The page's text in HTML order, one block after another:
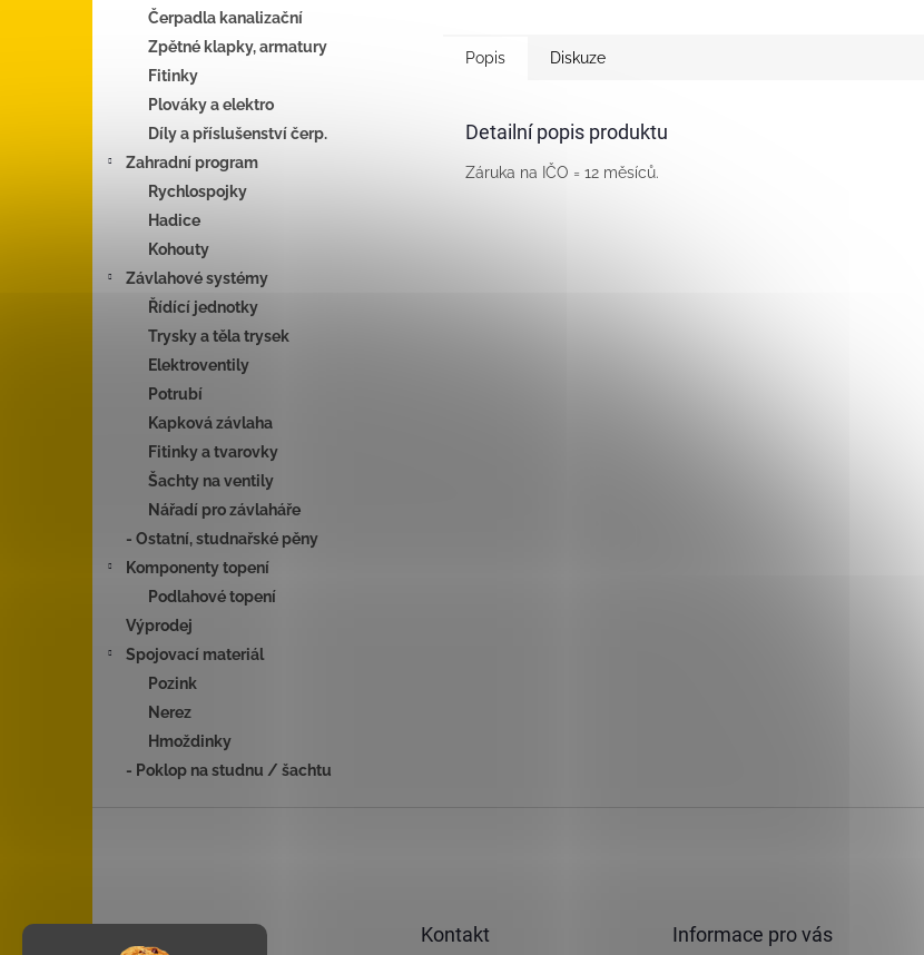
Čerpadla kanalizační
Zpětné klapky, armatury
Fitinky
Plováky a elektro
Díly a příslušenství čerp.
Zahradní program
Rychlospojky
Hadice
Kohouty
Závlahové systémy
Řídící jednotky
Trysky a těla trysek
Elektroventily
Potrubí
Kapková závlaha
Fitinky a tvarovky
Šachty na ventily
Nářadí pro závlaháře
- Ostatní, studnařské pěny
Komponenty topení
Podlahové topení
Výprodej
Spojovací materiál
Pozink
Nerez
Hmoždinky
- Poklop na studnu / šachtu
Popis Diskuze
Detailní popis produktu
Záruka na IČO = 12 měsíců.
Kontakt Informace pro vás